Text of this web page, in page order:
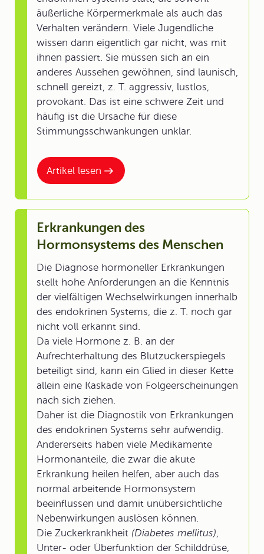
Artikel lesen
äußerliche Körpermerkmale als auch das
Verhalten verändern. Viele Jugendliche
wissen dann eigentlich gar nicht, was mit
ihnen passiert. Sie müssen sich an ein
anderes Aussehen gewöhnen, sind launisch,
schnell gereizt, z. T. aggressiv, lustlos,
provokant. Das ist eine schwere Zeit und
häufig ist die Ursache für diese
Stimmungsschwankungen unklar.
Erkrankungen des
Hormonsystems des Menschen
Die Diagnose hormoneller Erkrankungen
stellt hohe Anforderungen an die Kenntnis
der vielfältigen Wechselwirkungen innerhalb
des endokrinen Systems, die z. T. noch gar
nicht voll erkannt sind.
Da viele Hormone z. B. an der
Aufrechterhaltung des Blutzuckerspiegels
beteiligt sind, kann ein Glied in dieser Kette
allein eine Kaskade von Folgeerscheinungen
nach sich ziehen.
Daher ist die Diagnostik von Erkrankungen
des endokrinen Systems sehr aufwendig.
Andererseits haben viele Medikamente
Hormonanteile, die zwar die akute
Erkrankung heilen helfen, aber auch das
normal arbeitende Hormonsystem
beeinflussen und damit unübersichtliche
Nebenwirkungen auslösen können.
Die Zuckerkrankheit (Diabetes mellitus),
Unter- oder Überfunktion der Schilddrüse,